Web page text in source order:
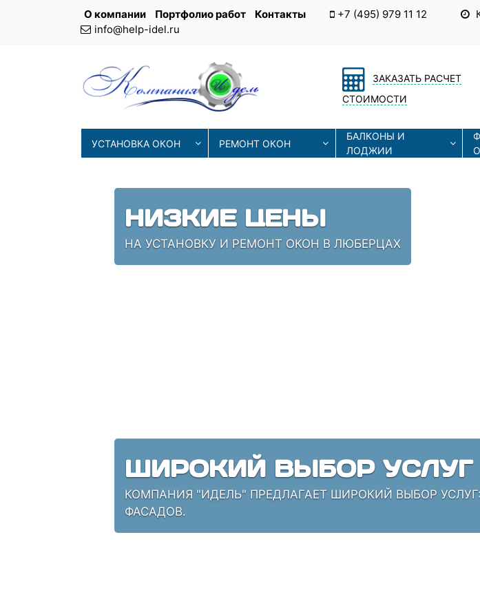
О компании Портфолио работ Контакты +7 (495) 979 11 12
info@help-idel.ru
ЗАКАЗАТЬ РАСЧЕТ
СТОИМОСТИ
УСТАНОВКА ОКОН РЕМОНТ ОКОН
БАЛКОНЫ И
ЛОДЖИИ
НИЗКИЕ ЦЕНЫ
НА УСТАНОВКУ И РЕМОНТ ОКОН В ЛЮБЕРЦАХ
ШИРОКИЙ ВЫБОР УСЛУГ
КОМПАНИЯ "ИДЕЛЬ" ПРЕДЛАГАЕТ ШИРОКИЙ ВЫБОР
ФАСАДОВ.